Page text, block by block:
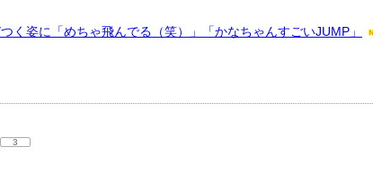
姿に「めちゃ飛んでる（笑）」「かなちゃんすごいJUMP」
3